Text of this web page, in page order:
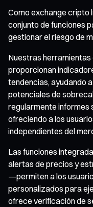
Como exchange cripto
conjunto de funciones
gestionar el riesgo de
Nuestras
proporcionan
tendencias, ayudando
potenciales de
regularmente informes
ofreciendo a los
independientes del
Las funciones
alertas de precios y
—permiten a los
personalizados para
ofrece verificación de